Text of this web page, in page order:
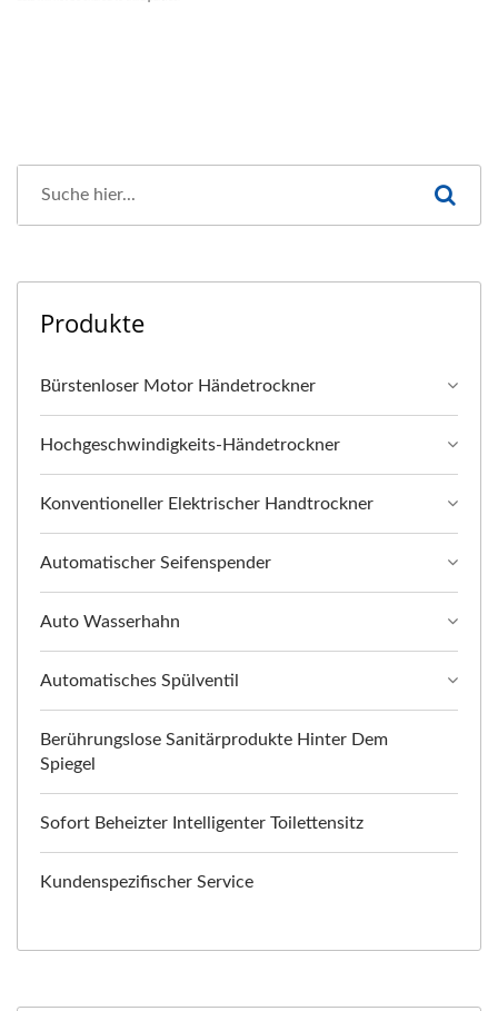
Produkte
Bürstenloser Motor Händetrockner
Hochgeschwindigkeits-Händetrockner
Konventioneller Elektrischer Handtrockner
Automatischer Seifenspender
Auto Wasserhahn
Automatisches Spülventil
Berührungslose Sanitärprodukte Hinter Dem
Spiegel
Sofort Beheizter Intelligenter Toilettensitz
Kundenspezifischer Service